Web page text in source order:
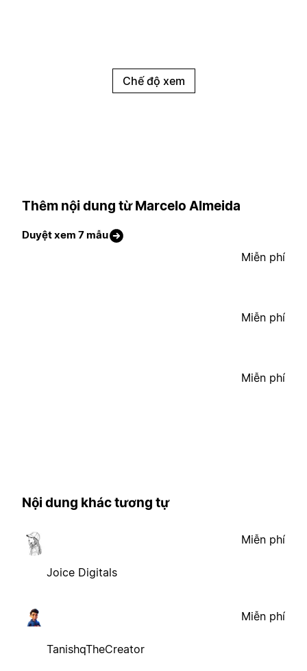
Chế độ xem
Thêm nội dung từ Marcelo Almeida
Duyệt xem 7 mẫu
Miễn phí
Miễn phí
Miễn phí
Nội dung khác tương tự
Joice Digitals
Miễn phí
TanishqTheCreator
Miễn phí